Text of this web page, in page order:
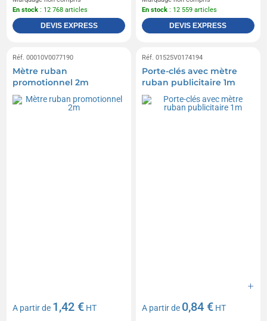
En stock : 12 768 articles
DEVIS EXPRESS
En stock : 12 559 articles
DEVIS EXPRESS
Réf. 00010V0077190
Mètre ruban
promotionnel 2m
A partir de 1,42 € HT
Réf. 01525V0174194
Porte-clés avec mètre
ruban publicitaire 1m
A partir de 0,84 € HT